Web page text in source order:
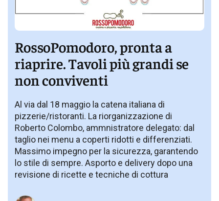
RossoPomodoro, pronta a
riaprire. Tavoli più grandi se
non conviventi
Al via dal 18 maggio la catena italiana di
pizzerie/ristoranti. La riorganizzazione di
Roberto Colombo, ammnistratore delegato: dal
taglio nei menu a coperti ridotti e differenziati.
Massimo impegno per la sicurezza, garantendo
lo stile di sempre. Asporto e delivery dopo una
revisione di ricette e tecniche di cottura